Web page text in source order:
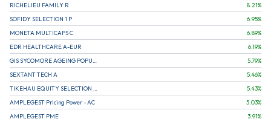
RICHELIEU FAMILY R
8.21%
SOFIDY SELECTION 1 P
6.95%
MONETA MULTICAPS C
6.89%
EDR HEALTHCARE A-EUR
6.19%
5.79%
SEXTANT TECH A
5.46%
5.43%
AMPLEGEST Pricing Power - AC
5.03%
AMPLEGEST PME
3.91%